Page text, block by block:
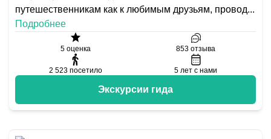
путешественникам как к любимым друзьям, провод...
Подробнее
5оценка 853 отзыва
2 523 посетило 5 лет с нами
Экскурсии гида